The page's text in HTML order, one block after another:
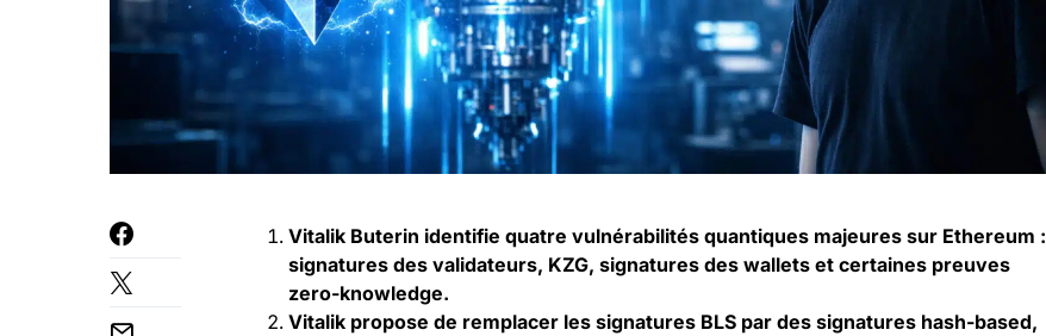
Vitalik Buterin identifie quatre vulnérabilités quantiques majeures sur Ethereum :
signatures des validateurs, KZG, signatures des wallets et certaines preuves
zero-knowledge.
Vitalik propose de remplacer les signatures BLS par des signatures hash-based,